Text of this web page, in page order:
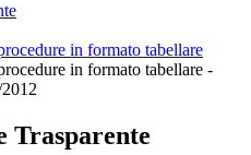
in formato tabellare
in formato tabellare -
Trasparente